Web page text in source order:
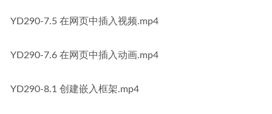
YD290-7.5 在网页中插入视频.mp4
YD290-7.6 在网页中插入动画.mp4
YD290-8.1 创建嵌入框架.mp4